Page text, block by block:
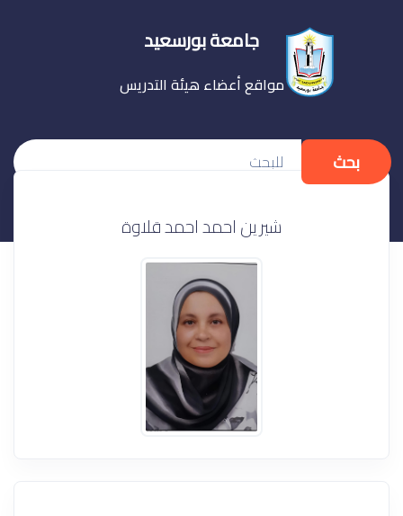
جامعة بورسعيد
مواقع أعضاء هيئة التدريس
بحث
شيرين احمد احمد قلاوة